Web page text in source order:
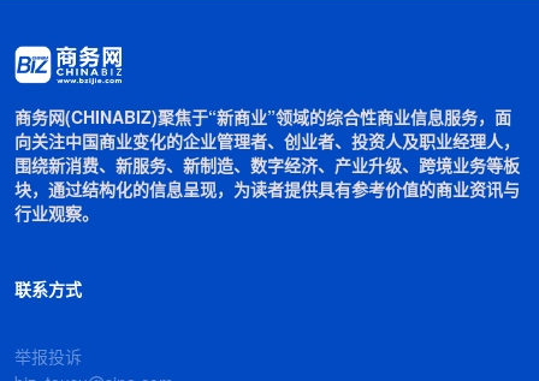
商务网(CHINABIZ)聚焦于“新商业”领域的综合性商业信息服务，面
向关注中国商业变化的企业管理者、创业者、投资人及职业经理人，
围绕新消费、新服务、新制造、数字经济、产业升级、跨境业务等板
块，通过结构化的信息呈现，为读者提供具有参考价值的商业资讯与
行业观察。
联系方式
举报投诉